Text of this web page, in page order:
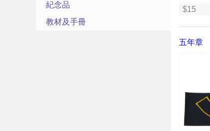
紀念品
教材及手冊
$15
五年章